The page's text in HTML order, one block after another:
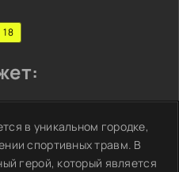
18
в уникальном городке,
спортивных травм. В
герой, который является